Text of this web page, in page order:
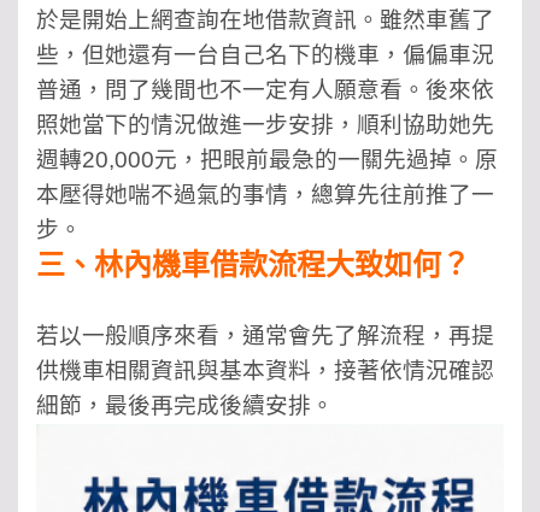
於是開始上網查詢在地借款資訊。雖然車舊了
些，但她還有一台自己名下的機車，偏偏車況
普通，問了幾間也不一定有人願意看。後來依
照她當下的情況做進一步安排，順利協助她先
週轉20,000元，把眼前最急的一關先過掉。原
本壓得她喘不過氣的事情，總算先往前推了一
步。
三、林內機車借款流程大致如何？
若以一般順序來看，通常會先了解流程，再提
供機車相關資訊與基本資料，接著依情況確認
細節，最後再完成後續安排。